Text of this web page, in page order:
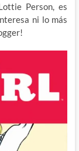
Person, es
ni lo más